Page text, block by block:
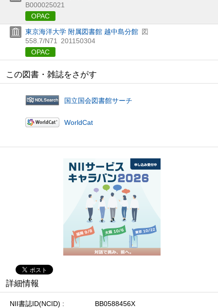
B000025021
OPAC
東京海洋大学 附属図書館 越中島分館 図
558.7/N71
201150304
OPAC
この図書・雑誌をさがす
国立国会図書館サーチ
WorldCat
詳細情報
NII書誌ID(NCID)
BB0588456X